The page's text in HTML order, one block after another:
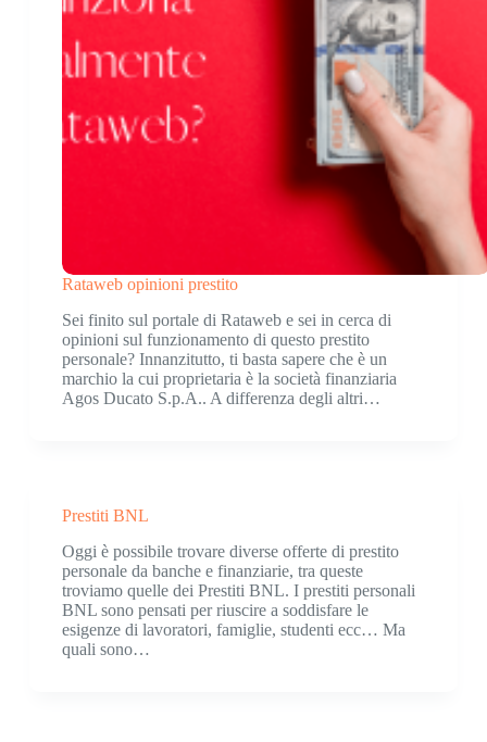
Rataweb opinioni prestito
Sei finito sul portale di Rataweb e sei in cerca di
opinioni sul funzionamento di questo prestito
personale? Innanzitutto, ti basta sapere che è un
marchio la cui proprietaria è la società finanziaria
Agos Ducato S.p.A.. A differenza degli altri…
Prestiti BNL
Oggi è possibile trovare diverse offerte di prestito
personale da banche e finanziarie, tra queste
troviamo quelle dei Prestiti BNL. I prestiti personali
BNL sono pensati per riuscire a soddisfare le
esigenze di lavoratori, famiglie, studenti ecc… Ma
quali sono…